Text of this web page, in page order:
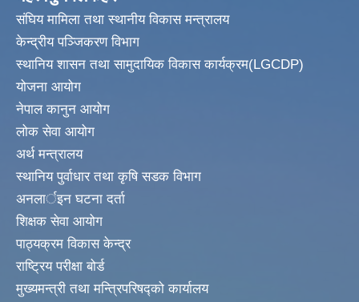
संघिय मामिला तथा स्थानीय विकास मन्त्रालय
केन्द्रीय पञ्जिकरण विभाग
स्थानिय शासन तथा सामुदायिक विकास कार्यक्रम(LGCDP)
योजना आयोग
नेपाल कानुन आयोग
लोक सेवा आयोग
अर्थ मन्त्रालय
स्थानिय पुर्वाधार तथा कृषि सडक विभाग
अनलार्इन घटना दर्ता
शिक्षक सेवा आयोग
पाठ्यक्रम विकास केन्द्र
राष्ट्रिय परीक्षा बोर्ड
मुख्यमन्त्री तथा मन्त्रिपरिषद्को कार्यालय